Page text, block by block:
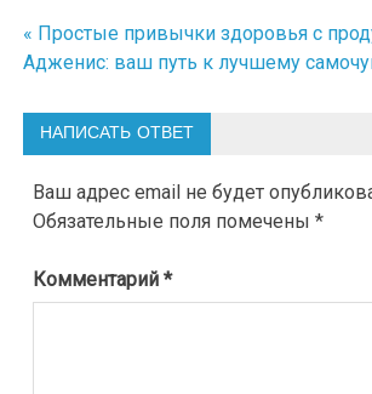
Навигация
по
записям
« Простые привычки здоровья с
Адженис: ваш путь к лучшему
НАПИСАТЬ ОТВЕТ
Ваш адрес email не будет
Обязательные поля помечены*
Комментарий*